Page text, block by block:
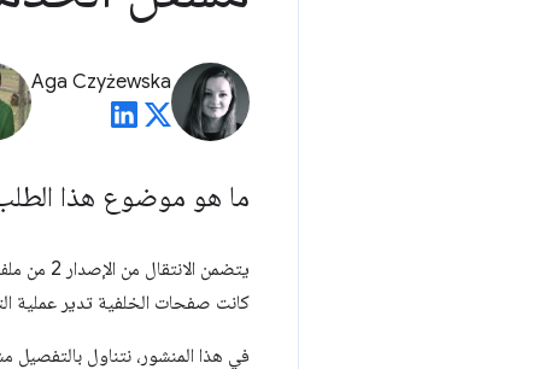
Aga Czyżewska
ما هو موضوع هذا
كانت صفحات الخلفية تدير عملية التواصل بين
في هذا المنشور، نتناول